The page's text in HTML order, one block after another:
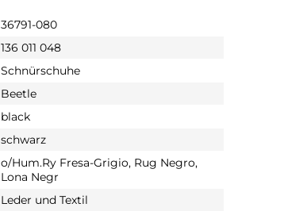
36791-080
136 011 048
Schnürschuhe
Beetle
black
schwarz
o/Hum.Ry Fresa-Grigio, Rug Negro,
Lona Negr
Leder und Textil